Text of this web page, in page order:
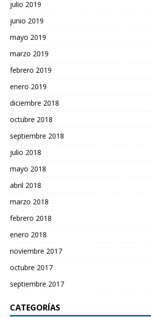
julio 2019
junio 2019
mayo 2019
marzo 2019
febrero 2019
enero 2019
diciembre 2018
octubre 2018
septiembre 2018
julio 2018
mayo 2018
abril 2018
marzo 2018
febrero 2018
enero 2018
noviembre 2017
octubre 2017
septiembre 2017
CATEGORÍAS